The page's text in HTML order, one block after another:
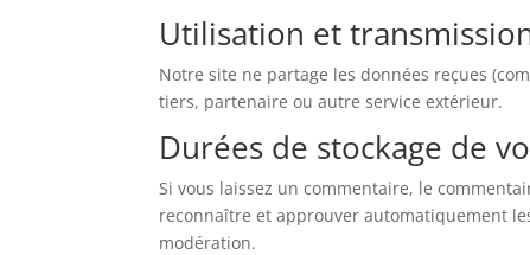
Utilisation et
Notre site ne partage les données reçues
tiers, partenaire ou autre service extérieur.
Durées de stockage de
Si vous laissez un commentaire, le
reconnaître et approuver automatiquement
modération.